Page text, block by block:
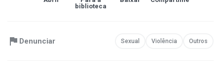
biblioteca
Denunciar Sexual Violência Outros